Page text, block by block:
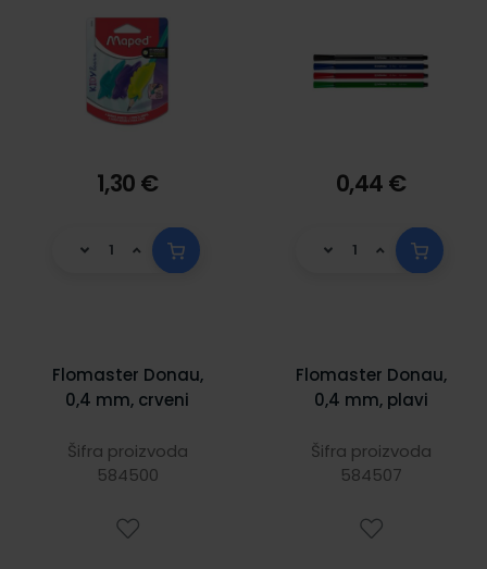
1,30 € 0,44 €
Flomaster Donau,
0,4 mm, crveni
Šifra proizvoda
584500
Flomaster Donau,
0,4 mm, plavi
Šifra proizvoda
584507